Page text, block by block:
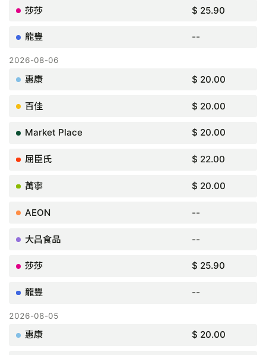
$ 25.90
--
$ 20.00
$ 20.00
$ 20.00
$ 22.00
$ 20.00
--
--
$ 25.90
--
$ 20.00